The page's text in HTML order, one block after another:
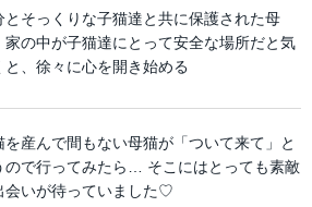
とそっくりな子猫達と共に保護された母
家の中が子猫達にとって安全な場所だと気
と、徐々に心を開き始める
を産んで間もない母猫が「ついて来て」と
ので行ってみたら… そこにはとっても素敵
会いが待っていました♡